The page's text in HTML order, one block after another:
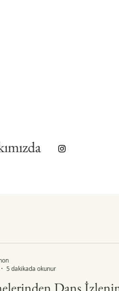
5 dakikada okunur